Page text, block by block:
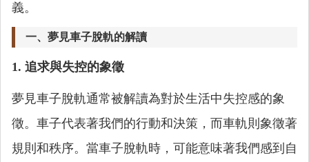
義。
一、夢見車子脫軌的解讀
1. 追求與失控的象徵
夢見車子脫軌通常被解讀為對於生活中失控感的象
徵。車子代表著我們的行動和決策，而車軌則象徵著
規則和秩序。當車子脫軌時，可能意味著我們感到自